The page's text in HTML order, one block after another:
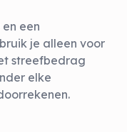
een
je alleen voor
streefbedrag
elke